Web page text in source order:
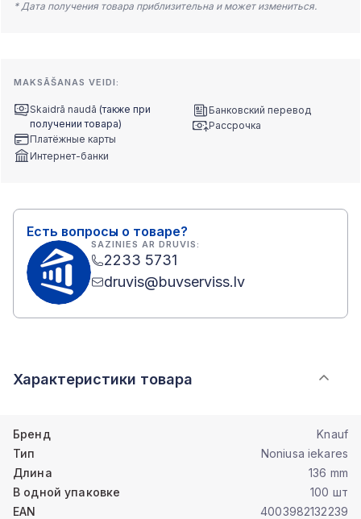
* Дата получения товара приблизительна и может измениться.
MAKSĀŠANAS VEIDI:
Skaidrā naudā (также при
получении товара)
Платёжные карты
Интернет-банки
Банковский перевод
Рассрочка
Есть вопросы о товаре?
SAZINIES AR DRUVIS:
2233 5731
druvis@buvserviss.lv
Характеристики товара
Бренд
Knauf
Тип
Noniusa iekares
Длина
136 mm
В одной упаковке
100 шт
EAN
4003982132239